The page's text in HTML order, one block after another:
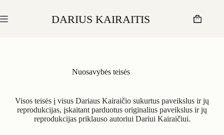
content
DARIUS KAIRAITIS Krepšelis
Nuosavybės teisės
Visos teisės į visus Dariaus Kairaičio sukurtus paveikslus ir jų
reprodukcijas, įskaitant parduotus originalius paveikslus ir jų
reprodukcijas priklauso autoriui Dariui Kairaičiui.